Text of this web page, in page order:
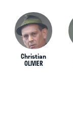
Christian
OLIVIER